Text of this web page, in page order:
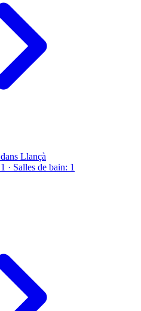
Llançà
· Salles de bain: 1